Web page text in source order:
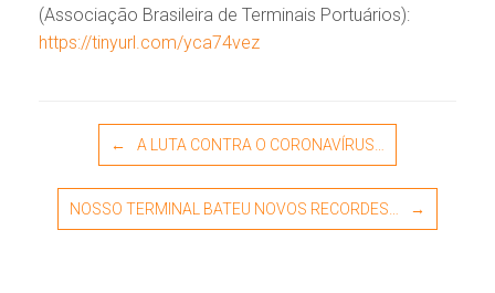
(Associação Brasileira de Terminais Portuários):
https://tinyurl.com/yca74vez
Post navigation
← A LUTA CONTRA O CORONAVÍRUS…
NOSSO TERMINAL BATEU NOVOS RECORDES… →